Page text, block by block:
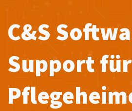
C&S
Support für